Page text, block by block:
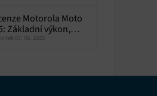
Motorola Moto
Základní výkon,
výdrž
07. 08. 2025